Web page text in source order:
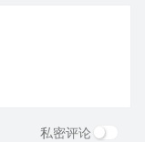
私密评论